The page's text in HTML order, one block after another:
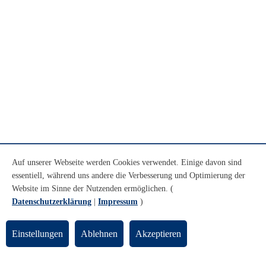
Auf unserer Webseite werden Cookies verwendet. Einige davon sind
essentiell, während uns andere die Verbesserung und Optimierung der
Website im Sinne der Nutzenden ermöglichen. (
Datenschutzerklärung
Impressum )
Einstellungen Ablehnen Akzeptieren